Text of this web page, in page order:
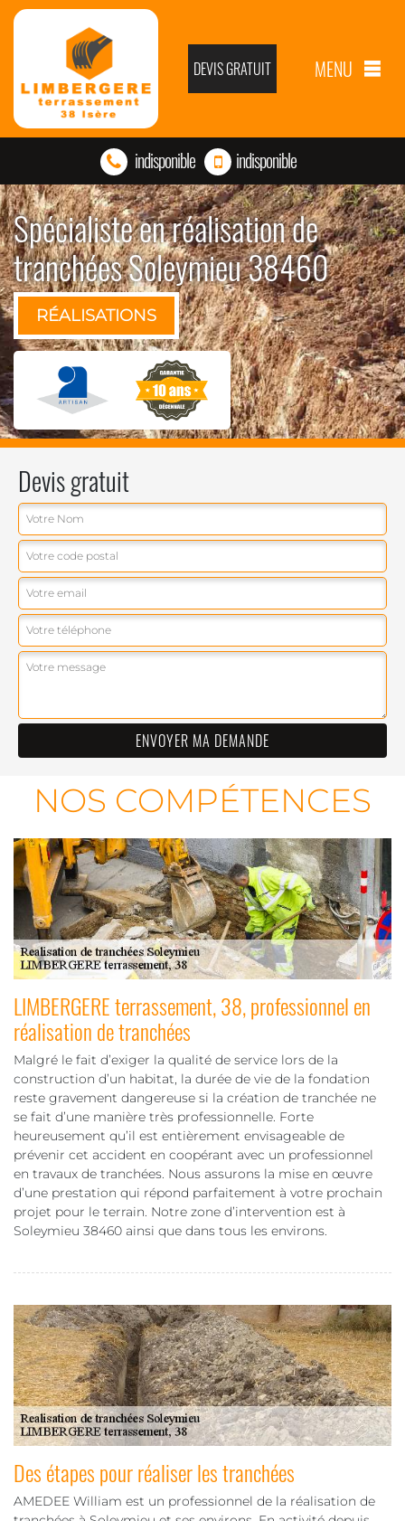
DEVIS GRATUIT MENU
indisponible indisponible
Spécialiste en réalisation de
tranchées Soleymieu 38460
RÉALISATIONS
Devis gratuit
NOS COMPÉTENCES
LIMBERGERE terrassement, 38, professionnel en
réalisation de tranchées
Malgré le fait d’exiger la qualité de service lors de la
construction d’un habitat, la durée de vie de la fondation
reste gravement dangereuse si la création de tranchée ne
se fait d’une manière très professionnelle. Forte
heureusement qu’il est entièrement envisageable de
prévenir cet accident en coopérant avec un professionnel
en travaux de tranchées. Nous assurons la mise en œuvre
d’une prestation qui répond parfaitement à votre prochain
projet pour le terrain. Notre zone d’intervention est à
Soleymieu 38460 ainsi que dans tous les environs.
Des étapes pour réaliser les tranchées
AMEDEE William est un professionnel de la réalisation de